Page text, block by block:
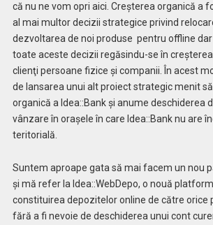
că nu ne vom opri aici. Creşterea organică a
al mai multor decizii strategice privind
dezvoltarea de noi produse pentru offline
toate aceste decizii regăsindu-se în
clienţi persoane fizice şi companii. În acest
de lansarea unui alt proiect strategic menit
organică a Idea::Bank şi anume deschiderea
vânzare în oraşele în care Idea::Bank nu are
teritorială.
Suntem aproape gata să mai facem un nou
şi mă refer la Idea::WebDepo, o nouă
constituirea depozitelor online de către orice
fără a fi nevoie de deschiderea unui cont